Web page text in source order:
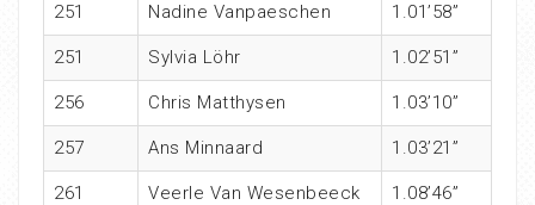
251 Nadine Vanpaeschen 1.01’58”
251 Sylvia Löhr 1.02’51”
256 Chris Matthysen 1.03’10”
257 Ans Minnaard 1.03’21”
261 Veerle Van Wesenbeeck 1.08’46”